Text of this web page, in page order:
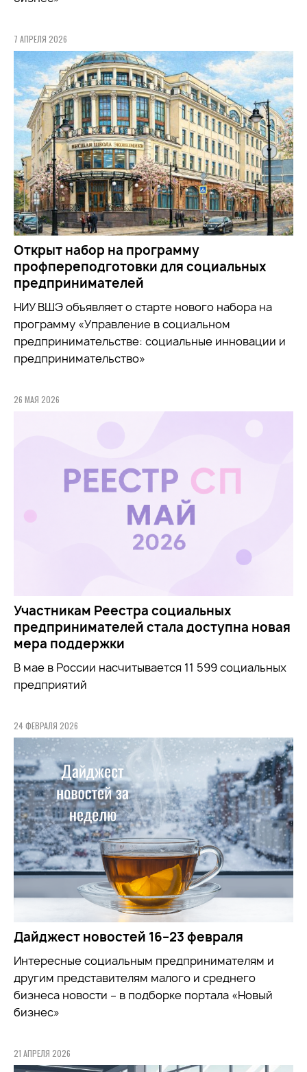
7 АПРЕЛЯ 2026
Открыт набор на программу
профпереподготовки для социальных
предпринимателей
НИУ ВШЭ объявляет о старте нового набора на
программу «Управление в социальном
предпринимательстве: социальные инновации и
предпринимательство»
26 МАЯ 2026
Участникам Реестра социальных
предпринимателей стала доступна новая
мера поддержки
В мае в России насчитывается 11 599 социальных
предприятий
24 ФЕВРАЛЯ 2026
Дайджест новостей 16–23 февраля
Интересные социальным предпринимателям и
другим представителям малого и среднего
бизнеса новости – в подборке портала «Новый
бизнес»
21 АПРЕЛЯ 2026